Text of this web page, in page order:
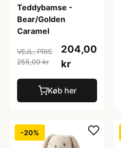
Teddybamse -
Bear/Golden
Caramel
VEJL. PRIS
255,00 kr
204,00
kr
Køb her
-20%